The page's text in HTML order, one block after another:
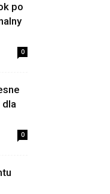
po
0
dla
0